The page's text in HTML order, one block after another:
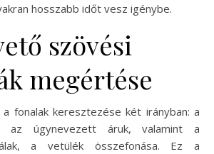
hosszabb időt vesz igénybe.
szövési
megértése
fonalak keresztezése két irányban: a
az úgynevezett áruk, valamint a
a vetülék összefonása. Ez a